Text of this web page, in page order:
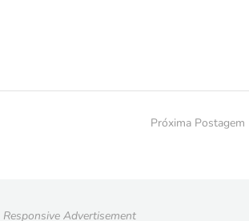
Próxima Postagem
Responsive Advertisement